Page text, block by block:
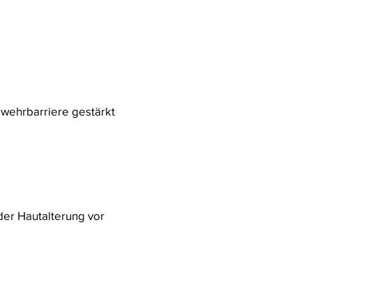
gestärkt
Hautalterung vor